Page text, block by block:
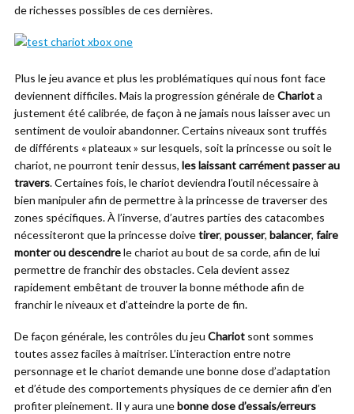
de richesses possibles de ces dernières.
Plus le jeu avance et plus les problématiques qui nous font face
deviennent difficiles. Mais la progression générale deChariota
justement été calibrée, de façon à ne jamais nous laisser avec un
sentiment de vouloir abandonner. Certains niveaux sont truffés
de différents « plateaux » sur lesquels, soit la princesse ou soit le
chariot, ne pourront tenir dessus, les laissant carrément passer au
travers. Certaines fois, le chariot deviendra l’outil nécessaire à
bien manipuler afin de permettre à la princesse de traverser des
zones spécifiques. À l’inverse, d’autres parties des catacombes
nécessiteront que la princesse doivetirer, pousser, balancer, faire
monter ou descendrele chariot au bout de sa corde, afin de lui
permettre de franchir des obstacles. Cela devient assez
rapidement embêtant de trouver la bonne méthode afin de
franchir le niveaux et d’atteindre la porte de fin.
De façon générale, les contrôles du jeu Chariot sont sommes
toutes assez faciles à maitriser. L’interaction entre notre
personnage et le chariot demande une bonne dose d’adaptation
et d’étude des comportements physiques de ce dernier afin d’en
profiter pleinement. Il y aura unebonne dose d’essais/erreurs